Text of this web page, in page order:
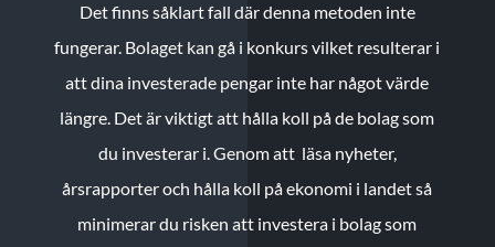
Det finns såklart fall där denna metoden inte
fungerar. Bolaget kan gå i konkurs vilket resulterar i
att dina investerade pengar inte har något värde
längre. Det är viktigt att hålla koll på de bolag som
du investerar i. Genom att läsa nyheter,
årsrapporter och hålla koll på ekonomi i landet så
minimerar du risken att investera i bolag som